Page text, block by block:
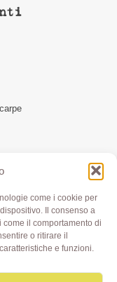
come i cookie per
Il consenso a
il comportamento di
o ritirare il
e funzioni.